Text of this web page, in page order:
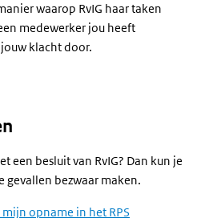
waarop RvIG haar taken
medewerker jou heeft
klacht door.
een besluit van RvIG? Dan kun je
gevallen bezwaar maken.
opname in het RPS